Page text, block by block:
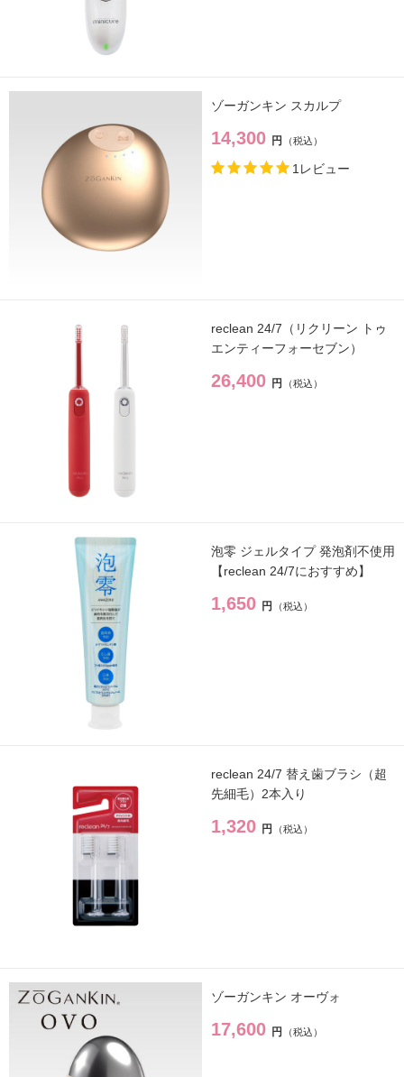
ゾーガンキン スカルプ
14,300 円
1レビュー
reclean 24/7（リクリーン トゥ
エンティーフォーセブン）
26,400 円
泡零 ジェルタイプ 発泡剤不使用
【reclean 24/7におすすめ】
1,650 円
reclean 24/7 替え歯ブラシ（超
先細毛）2本入り
1,320 円
ゾーガンキン オーヴォ
17,600 円